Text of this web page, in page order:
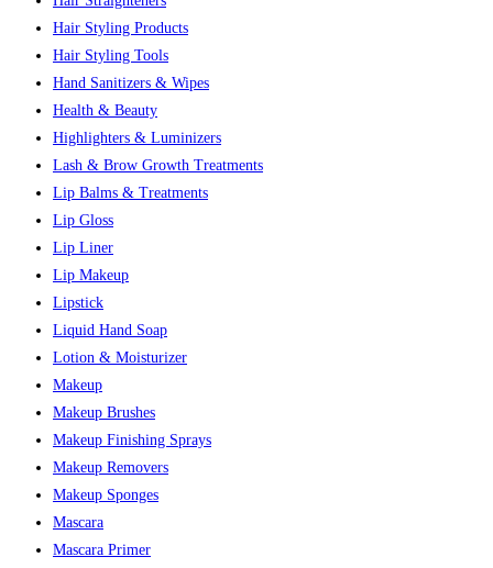
Hair Styling Products
Hair Styling Tools
Hand Sanitizers & Wipes
Health & Beauty
Highlighters & Luminizers
Lash & Brow Growth Treatments
Lip Balms & Treatments
Lip Gloss
Lip Liner
Lip Makeup
Lipstick
Liquid Hand Soap
Lotion & Moisturizer
Makeup
Makeup Brushes
Makeup Finishing Sprays
Makeup Removers
Makeup Sponges
Mascara
Mascara Primer